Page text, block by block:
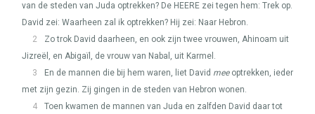
van de steden van Juda optrekken? De HEERE zei tegen hem: Trek op.
David zei: Waarheen zal ik optrekken? Hij zei: Naar Hebron.
2
Zo trok David daarheen, en ook zijn twee vrouwen, Ahinoam uit
Jizreël, en Abigaïl, de vrouw van Nabal, uit Karmel.
3
En de mannen die bij hem waren, liet David meeoptrekken, ieder
met zijn gezin. Zij gingen in de steden van Hebron wonen.
4
Toen kwamen de mannen van Juda en zalfden David daar tot